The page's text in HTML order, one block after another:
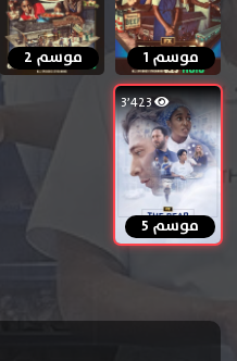
موسم 1 موسم 2
3٬423
موسم 5